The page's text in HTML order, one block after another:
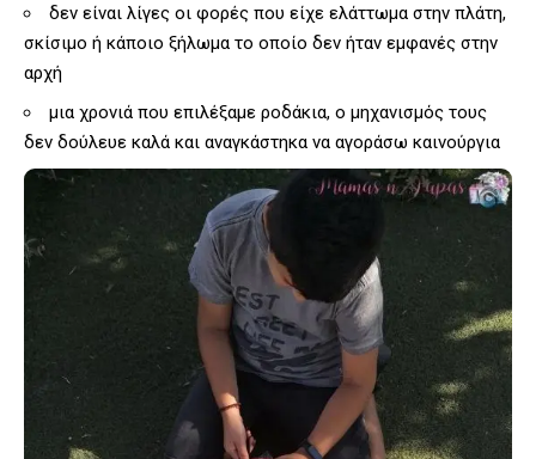
δεν είναι λίγες οι φορές που είχε ελάττωμα στην πλάτη,
σκίσιμο ή κάποιο ξήλωμα το οποίο δεν ήταν εμφανές στην
αρχή
μια χρονιά που επιλέξαμε ροδάκια, ο μηχανισμός τους
δεν δούλευε καλά και αναγκάστηκα να αγοράσω καινούργια